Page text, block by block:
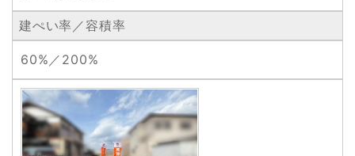
建ぺい率／容積率
60%／200%